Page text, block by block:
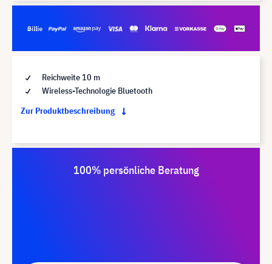
Reichweite 10 m
Wireless-Technologie Bluetooth
Zur Produktbeschreibung
100% persönliche Beratung